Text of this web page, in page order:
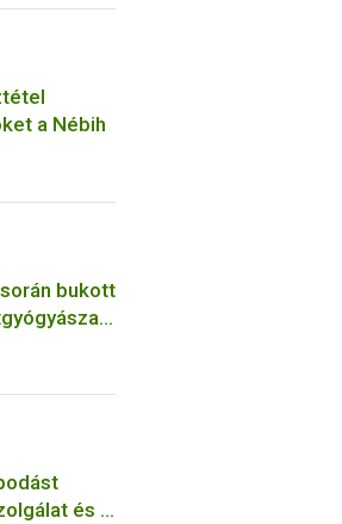
a Nébih
bukott
és a